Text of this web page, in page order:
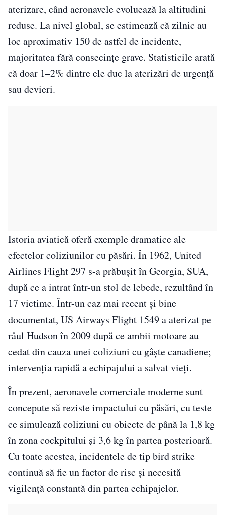
aterizare, când aeronavele evoluează la altitudini
reduse. La nivel global, se estimează că zilnic au
loc aproximativ 150 de astfel de incidente,
majoritatea fără consecințe grave. Statisticile arată
că doar 1–2% dintre ele duc la aterizări de urgență
sau devieri.
Istoria aviatică oferă exemple dramatice ale
efectelor coliziunilor cu păsări. În 1962, United
Airlines Flight 297 s-a prăbușit în Georgia, SUA,
după ce a intrat într-un stol de lebede, rezultând în
17 victime. Într-un caz mai recent și bine
documentat, US Airways Flight 1549 a aterizat pe
râul Hudson în 2009 după ce ambii motoare au
cedat din cauza unei coliziuni cu gâște canadiene;
intervenția rapidă a echipajului a salvat vieți.
În prezent, aeronavele comerciale moderne sunt
concepute să reziste impactului cu păsări, cu teste
ce simulează coliziuni cu obiecte de până la 1,8 kg
în zona cockpitului și 3,6 kg în partea posterioară.
Cu toate acestea, incidentele de tip bird strike
continuă să fie un factor de risc și necesită
vigilență constantă din partea echipajelor.